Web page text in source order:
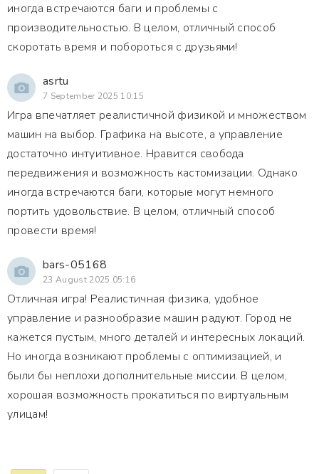
иногда встречаются баги и проблемы с
производительностью. В целом, отличный способ
скоротать время и побороться с друзьями!
asrtu
7 September 2025 10:15
Игра впечатляет реалистичной физикой и множеством
машин на выбор. Графика на высоте, а управление
достаточно интуитивное. Нравится свобода
передвижения и возможность кастомизации. Однако
иногда встречаются баги, которые могут немного
портить удовольствие. В целом, отличный способ
провести время!
bars-05168
23 August 2025 05:16
Отличная игра! Реалистичная физика, удобное
управление и разнообразие машин радуют. Город не
кажется пустым, много деталей и интересных локаций.
Но иногда возникают проблемы с оптимизацией, и
были бы неплохи дополнительные миссии. В целом,
хорошая возможность прокатиться по виртуальным
улицам!